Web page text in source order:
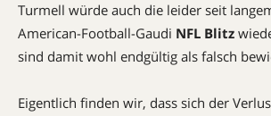
Turmell würde auch die leider seit
American-Football-Gaudi NFL Blitz
sind damit wohl endgültig als falsch
Eigentlich finden wir, dass sich der